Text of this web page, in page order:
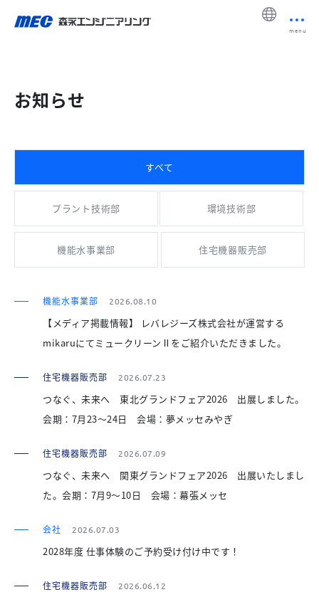
お知らせ
すべて
プラント技術部 環境技術部
機能水事業部 住宅機器販売部
機能水事業部 2026.08.10
【メディア掲載情報】 レバレジーズ株式会社が運営する
mikaruにてミュークリーンⅡをご紹介いただきました。
住宅機器販売部 2026.07.23
つなぐ、未来へ 東北グランドフェア2026 出展しました。
会期：7月23～24日 会場：夢メッセみやぎ
住宅機器販売部 2026.07.09
つなぐ、未来へ 関東グランドフェア2026 出展いたしまし
た。会期：7月9～10日 会場：幕張メッセ
会社 2026.07.03
2028年度 仕事体験のご予約受け付け中です！
住宅機器販売部 2026.06.12
menu